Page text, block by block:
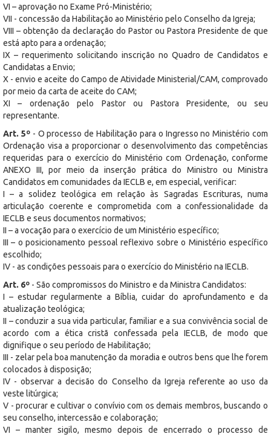
VI – aprovação no Exame Pró-Ministério;
VII - concessão da Habilitação ao Ministério pelo Conselho da Igreja;
VIII – obtenção da declaração do Pastor ou Pastora Presidente de que
está apto para a ordenação;
IX – requerimento solicitando inscrição no Quadro de Candidatos e
Candidatas a Envio;
X - envio e aceite do Campo de Atividade Ministerial/CAM, comprovado
por meio da carta de aceite do CAM;
XI – ordenação pelo Pastor ou Pastora Presidente, ou seu
representante.
Art. 5º - O processo de Habilitação para o Ingresso no Ministério com
Ordenação visa a proporcionar o desenvolvimento das competências
requeridas para o exercício do Ministério com Ordenação, conforme
ANEXO III, por meio da inserção prática do Ministro ou Ministra
Candidatos em comunidades da IECLB e, em especial, verificar:
I – a solidez teológica em relação às Sagradas Escrituras, numa
articulação coerente e comprometida com a confessionalidade da
IECLB e seus documentos normativos;
II – a vocação para o exercício de um Ministério específico;
III – o posicionamento pessoal reflexivo sobre o Ministério específico
escolhido;
IV - as condições pessoais para o exercício do Ministério na IECLB.
Art. 6º - São compromissos do Ministro e da Ministra Candidatos:
I – estudar regularmente a Bíblia, cuidar do aprofundamento e da
atualização teológica;
II – conduzir a sua vida particular, familiar e a sua convivência social de
acordo com a ética cristã confessada pela IECLB, de modo que
dignifique o seu período de Habilitação;
III - zelar pela boa manutenção da moradia e outros bens que lhe forem
colocados à disposição;
IV - observar a decisão do Conselho da Igreja referente ao uso da
veste litúrgica;
V - procurar e cultivar o convívio com os demais membros, buscando o
seu conselho, intercessão e colaboração;
VI – manter sigilo, mesmo depois de encerrado o processo de